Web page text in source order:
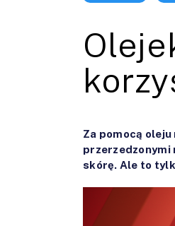
Za pomocą
przerzedzonymi
skórę. Ale to